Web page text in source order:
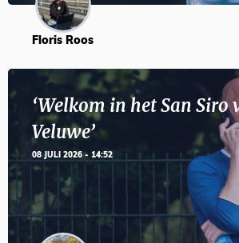
Floris Roos
‘Welkom in het San Siro
Veluwe’
08 JULI 2026 - 14:52